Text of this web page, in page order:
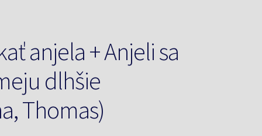
anjela + Anjeli sa
dlhšie
Thomas)